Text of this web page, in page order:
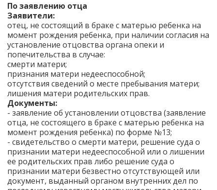
По заявлению отца
Заявители:
отец, не состоящий в браке с матерью ребенка на
момент рождения ребенка, при наличии согласия на
установление отцовства органа опеки и
попечительства в случае:
смерти матери;
признания матери недееспособной;
отсутствия сведений о месте пребывания матери;
лишения матери родительских прав.
Документы:
- заявление об установлении отцовства (заявление
отца, не состоящего в браке с матерью ребенка на
момент рождения ребенка) по форме №13;
- свидетельство о смерти матери, решение суда о
признании матери недееспособной или о лишении
ее родительских прав либо решение суда о
признании матери безвестно отсутствующей или
документ, выданный органом внутренних дел по